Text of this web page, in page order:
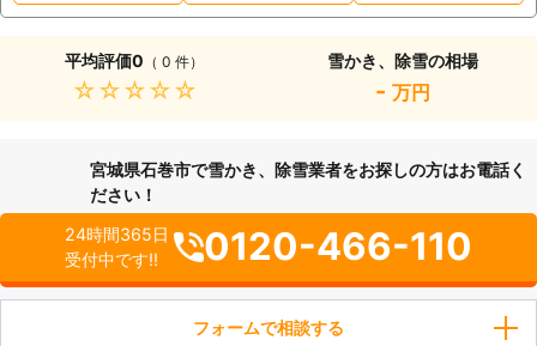
平均評価0 （ 0 件）
★★★★★
雪かき、除雪の相場
- 万円
宮城県石巻市で雪かき、除雪業者をお探しの方はお電話く
ださい！
24時間365日
受付中です!!
0120-466-110
フォームで相談する